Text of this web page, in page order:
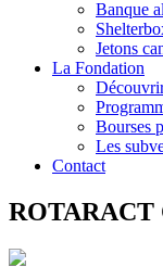
Banque
Jetons
La Fondation
Bourses
Les
Contact